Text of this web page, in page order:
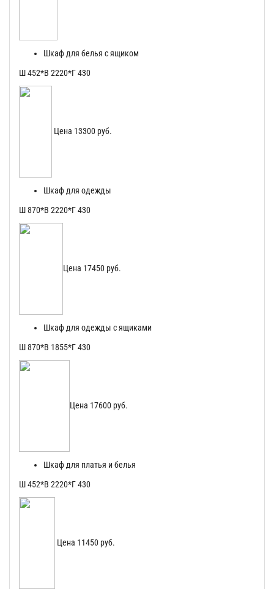
Шкаф для белья с ящиком
Ш 452*В 2220*Г 430
Цена 13300 руб.
Шкаф для одежды
Ш 870*В 2220*Г 430
Цена 17450 руб.
Шкаф для одежды с ящиками
Ш 870*В 1855*Г 430
Цена 17600 руб.
Шкаф для платья и белья
Ш 452*В 2220*Г 430
Цена 11450 руб.